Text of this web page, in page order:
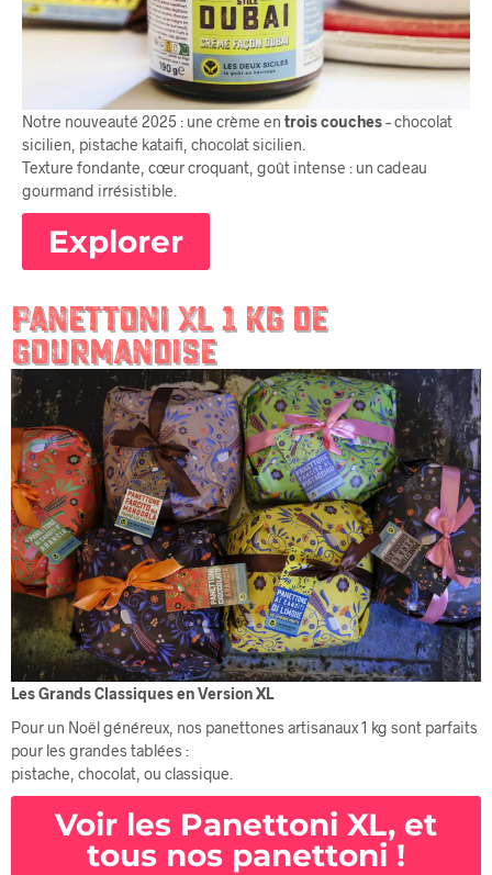
Notre nouveauté 2025 : une crème en trois couches– chocolat
sicilien, pistache kataifi, chocolat sicilien.
Texture fondante, cœur croquant, goût intense : un cadeau
gourmand irrésistible.
Explorer
Panettoni XL 1 kg de
gourmandise
Les Grands Classiques en Version XL
Pour un Noël généreux, nos panettones artisanaux 1 kg sont parfaits
pour les grandes tablées :
pistache, chocolat, ou classique.
Voir les Panettoni XL, et
tous nos panettoni !